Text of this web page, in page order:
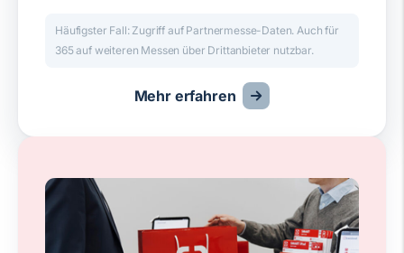
Häufigster Fall: Zugriff auf Partnermesse-Daten. Auch für
365 auf weiteren Messen über Drittanbieter nutzbar.
Mehr erfahren